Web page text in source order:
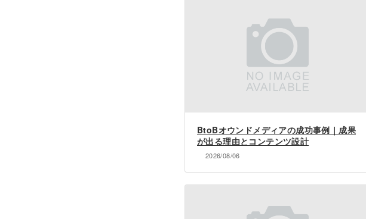
BtoBオウンドメディアの成功事例｜成果
が出る理由とコンテンツ設計
2026/08/06